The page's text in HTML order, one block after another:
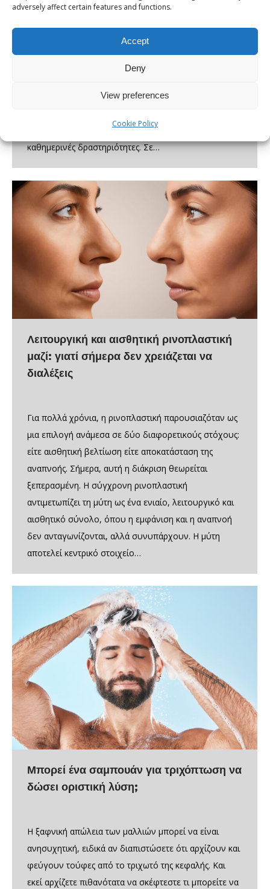
adversely affect certain features and functions.
Accept
Deny
View preferences
Cookie Policy
Οι ασκήσεις για πόνο στη μέση είναι ο ιδανικός
τρόπος για την αντιμετώπιση χρόνιου πόνου στη
μέση, ένα εξαιρετικά συχνό φαινόμενο που
επηρεάσει σημαντικά την καθημερινότητά τους. Παρότι
συχνά την ψυχολογία, τον ύπνο και την άνεση στις
καθημερινές δραστηριότητες. Σε…
Λειτουργική και αισθητική ρινοπλαστική
μαζί: γιατί σήμερα δεν χρειάζεται να
διαλέξεις
Για πολλά χρόνια, η ρινοπλαστική παρουσιαζόταν ως
μια επιλογή ανάμεσα σε δύο διαφορετικούς στόχους:
είτε αισθητική βελτίωση είτε αποκατάσταση της
αναπνοής. Σήμερα, αυτή η διάκριση θεωρείται
ξεπερασμένη. Η σύγχρονη ρινοπλαστική
αντιμετωπίζει τη μύτη ως ένα ενιαίο, λειτουργικό και
αισθητικό σύνολο, όπου η εμφάνιση και η αναπνοή
δεν ανταγωνίζονται, αλλά συνυπάρχουν. Η μύτη
αποτελεί κεντρικό στοιχείο…
Μπορεί ένα σαμπουάν για τριχόπτωση να
δώσει οριστική λύση;
Η ξαφνική απώλεια των μαλλιών μπορεί να είναι
ανησυχητική, ειδικά αν διαπιστώσετε ότι αρχίζουν και
φεύγουν τούφες από το τριχωτό της κεφαλής. Και
εκεί αρχίζετε πιθανότατα να σκέφτεστε τι μπορείτε να